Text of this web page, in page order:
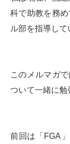
科で助教を務
ル部を指導して
このメルマガ
ついて一緒に勉
前回は「FGA